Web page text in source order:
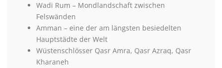
Wadi Rum – Mondlandschaft zwischen
Felswänden
Amman – eine der am längsten besiedelten
Hauptstädte der Welt
Wüstenschlösser Qasr Amra, Qasr Azraq, Qasr
Kharaneh